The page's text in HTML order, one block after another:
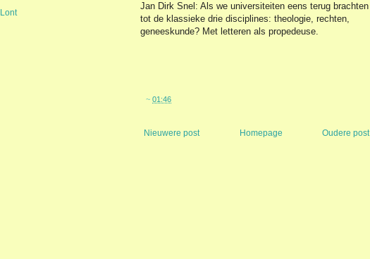
Jan Dirk Snel: Als we universiteiten eens terug brachten
tot de klassieke drie disciplines: theologie, rechten,
geneeskunde? Met letteren als propedeuse.
~ 01:46
Nieuwere post Oudere post
Homepage